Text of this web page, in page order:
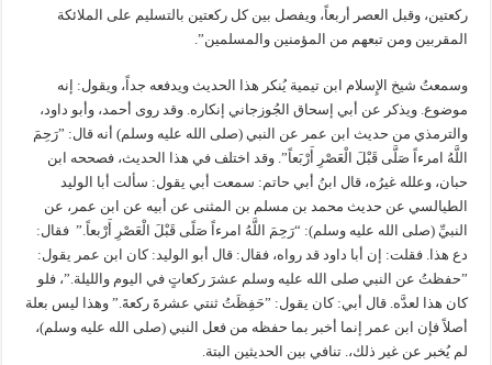
ركعتين، وقبل العصر أربعاً، ويفصل بين كل ركعتين بالتسليم على الملائكة
المقربين ومن تبعهم من المؤمنين والمسلمين”‏.
وسمعتُ شيخ الإِسلام ابن تيمية يُنكر هذا الحديث ويدفعه جداً، ويقول‏:‏ إنه
موضوع‏.‏ ويذكر عن أبي إسحاق الجُوزجاني إنكاره‏.‏ وقد روى أحمد، وأبو داود،
والترمذي من حديث ابن عمر عن النبي (صلى الله عليه وسلم) أنه قال‏:‏ ‏”‏رَحِمَ
اللَّهُ امرءاً صَلَّى قَبْلَ الْعَصْرِ أَرْبَعاً‏‏‏”. وقد اختلف في هذا الحديث، فصححه ابن
حبان، وعلله غيرُه، قال ابنُ أبي حاتم‏:‏ سمعت أبي يقول‏:‏ سألت أبا الوليد
الطيالسي عن حديث محمد بن مسلم بن المثنى عن أبيه عن ابن عمر، عن
النبيِّ (صلى الله عليه وسلم)‏:‏ “‏رَحِمَ اللَّهُ امرءاً صَلًى قَبْلَ الْعَصْرِ أَرْبعاً‏‏‏.‏” فقال‏:‏
دع هذا‏.‏ فقلت‏:‏ إن أبا داود قد رواه، فقال‏:‏ قال أبو الوليد‏:‏ كان ابن عمر يقول‏:‏
‏”‏حفظتُ عن النبي صلى الله عليه وسلم عشرَ ركعاتٍ في اليوم والليلة.‏”، فلو
كان هذا لعدَّه‏.‏ قال أبي‏:‏ كان يقول‏:‏ ‏”‏حَفِظَتُ ثنتي عشرةَ ركعةَ‏.‏” وهذا ليس بعلة
أصلاً فإن ابن عمر إنما أخبر بما حفظه من فعل النبي (صلى الله عليه وسلم)،
لم يُخبر عن غير ذلك،‏.‏ تنافي بين الحديثين البتة‏.‏